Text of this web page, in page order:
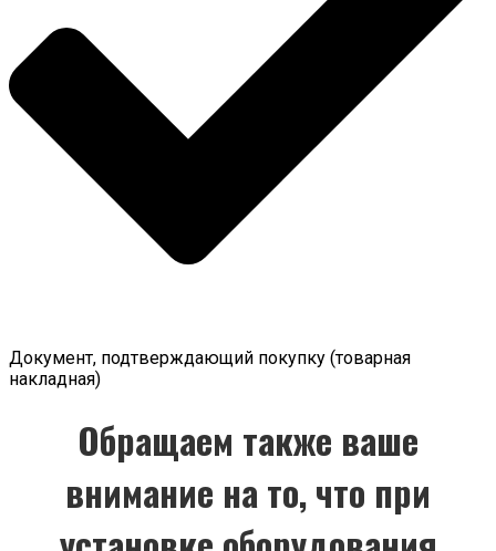
Документ, подтверждающий покупку (товарная
накладная)
Обращаем также ваше
внимание на то, что при